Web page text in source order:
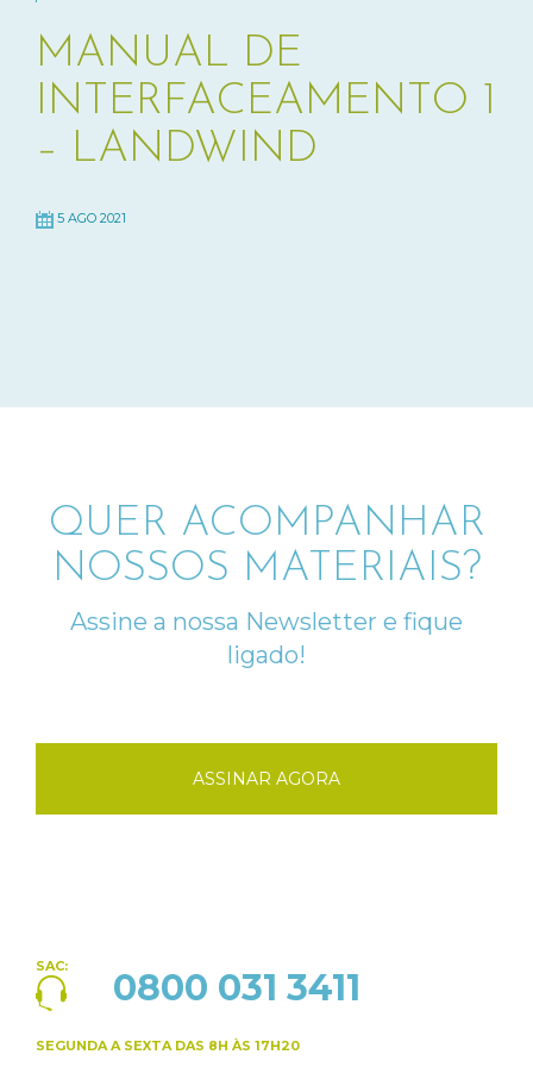
MANUAL DE
INTERFACEAMENTO 1
– LANDWIND
5 AGO 2021
QUER ACOMPANHAR
NOSSOS MATERIAIS?
Assine a nossa Newsletter e fique
ligado!
ASSINAR AGORA
SAC: 0800 031 3411
SEGUNDA A SEXTA DAS 8H ÀS 17H20